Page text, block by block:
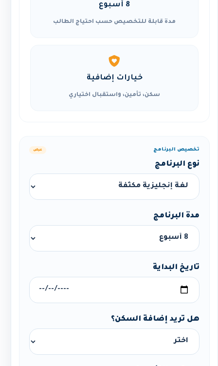
8 أسبوع
مدة قابلة للتخصيص حسب احتياج الطالب
خيارات إضافية
سكن، تأمين، واستقبال اختياري
تخصيص البرنامج عرض
نوع البرنامج
مدة البرنامج
تاريخ البداية
هل تريد إضافة السكن؟